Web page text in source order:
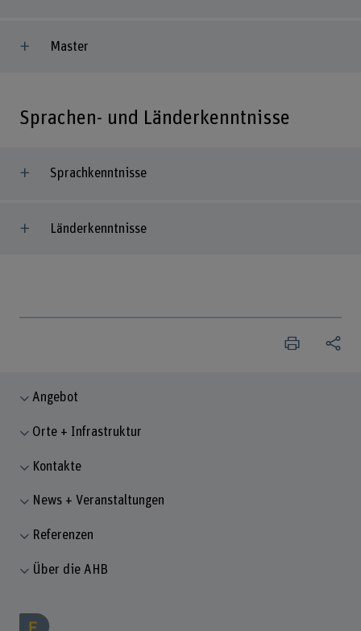
Master
Sprachen- und Länderkenntnisse
Sprachkenntnisse
Länderkenntnisse
Angebot
Orte + Infrastruktur
Kontakte
News + Veranstaltungen
Referenzen
Über die AHB